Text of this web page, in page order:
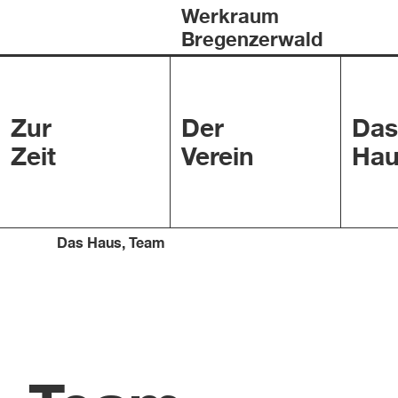
Werkraum
Bregenzerwald
Zur
Zeit
Der
Verein
Das
Das Haus, Team